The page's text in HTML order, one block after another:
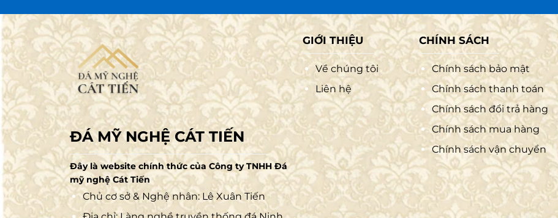
ĐÁ MỸ NGHỆ CÁT TIẾN
Đây là website chính thức của Công ty TNHH Đá
mỹ nghệ Cát Tiến
Chủ cơ sở & Nghệ nhân: Lê Xuân Tiến
GIỚI THIỆU
Về chúng tôi
Liên hệ
CHÍNH SÁCH
Chính sách bảo mật
Chính sách thanh toán
Chính sách đổi trả hàng
Chính sách mua hàng
Chính sách vận chuyển